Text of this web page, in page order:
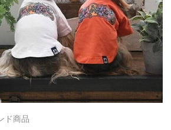
ド商品